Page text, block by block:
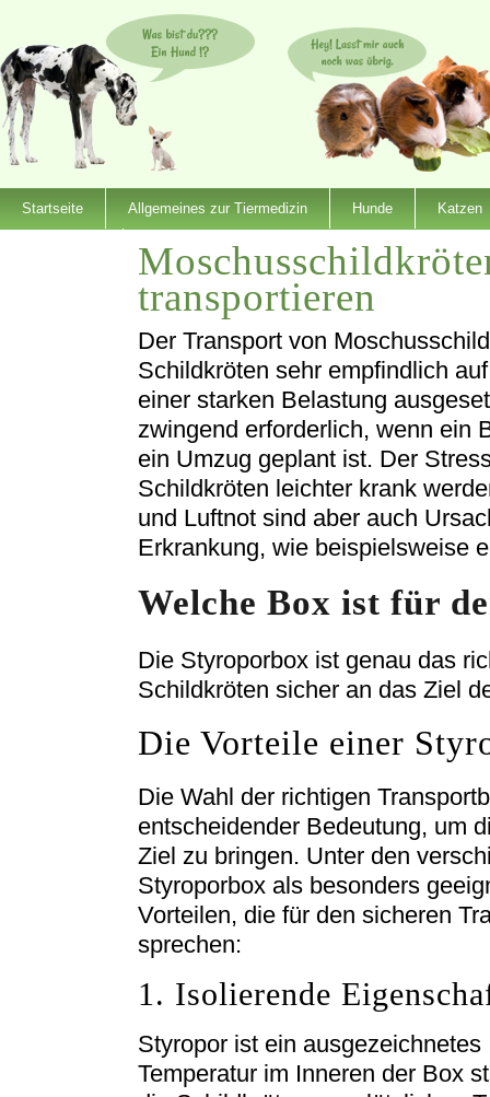
Startseite Allgemeines zur Tiermedizin Hunde Katzen
transportieren
Der Transport von
Schildkröten sehr empfindlich
einer starken Belastung
zwingend erforderlich, wenn ein
ein Umzug geplant ist. Der
Schildkröten leichter krank
und Luftnot sind aber auch
Erkrankung, wie beispielsweise
Welche Box ist für
Die Styroporbox ist genau das
Schildkröten sicher an das Ziel
Die Vorteile einer
Die Wahl der richtigen
entscheidender Bedeutung, um
Ziel zu bringen. Unter den
Styroporbox als besonders
Vorteilen, die für den sicheren
sprechen:
1. Isolierende
Styropor ist ein
Temperatur im Inneren der Box